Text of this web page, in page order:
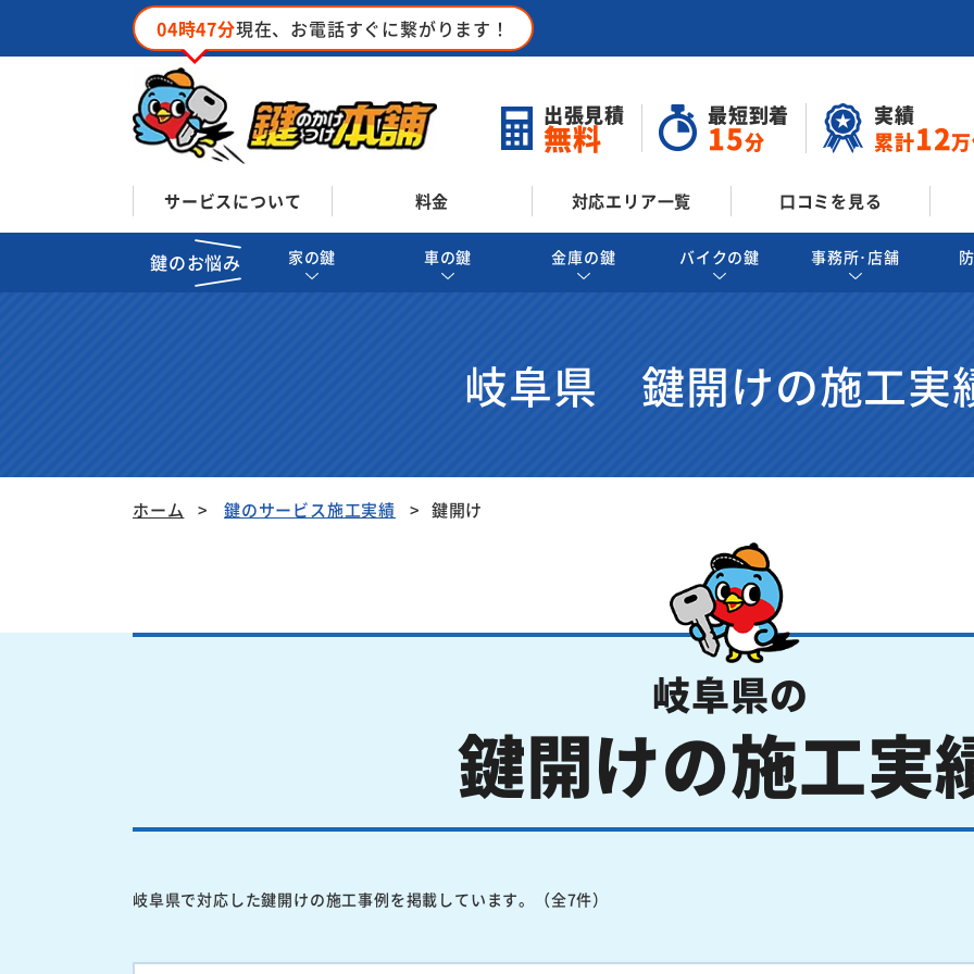
04時47分現在、お電話すぐに繋がります！
出張見積
無料
最短到着
15分
実績
累計12
サービスについて 料金 対応エリア一覧 口コミを見る
鍵のお悩み 家の鍵 車の鍵 金庫の鍵 バイクの鍵 事務所･店舗
岐阜県 鍵開けの施工実
ホーム 鍵のサービス施工実績 鍵開け
岐阜県の
鍵開けの施工実
岐阜県で対応した鍵開けの施工事例を掲載しています。（全7件）